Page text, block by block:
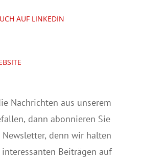
AUF LINKEDIN
Nachrichten aus unserem
dann abonnieren Sie
Newsletter, denn wir halten
Beiträgen auf